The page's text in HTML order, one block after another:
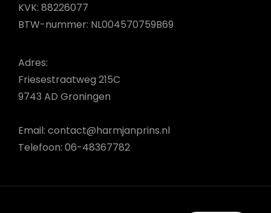
KVK: 88226077
BTW-nummer: NL004570759B69
Adres:
Friesestraatweg 215C
9743 AD Groningen
Email: contact@harmjanprins.nl
Telefoon: 06-48367782